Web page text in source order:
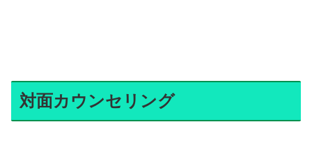
対面カウンセリング